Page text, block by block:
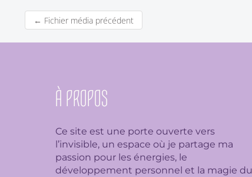
← Fichier média précédent
À PROPOS
Ce site est une porte ouverte vers
l’invisible, un espace où je partage ma
passion pour les énergies, le
développement personnel et la magie du